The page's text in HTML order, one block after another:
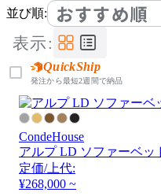
並び順: おすすめ順
表示:
QuickShip
発注から最短2週間で納品
CondeHouse
アルプ LD ソファーベッ
定価/上代:
¥268,000 ~